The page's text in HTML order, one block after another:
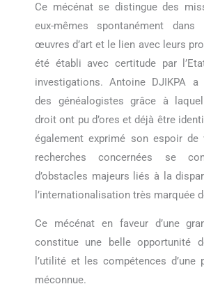
Ce mécénat se distingue des
eux-mêmes spontanément
œuvres d’art et le lien avec leurs
été établi avec certitude par
investigations. Antoine DJIKPA a
des généalogistes grâce à
droit ont pu d’ores et déjà être
également exprimé son espoir de
recherches concernées se
d’obstacles majeurs liés à la
l’internationalisation très marquée
Ce mécénat en faveur d’une
constitue une belle opportunité
l’utilité et les compétences
méconnue.